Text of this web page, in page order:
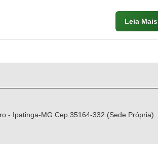
Leia Mais
- Ipatinga-MG Cep:35164-332.(Sede Própria)